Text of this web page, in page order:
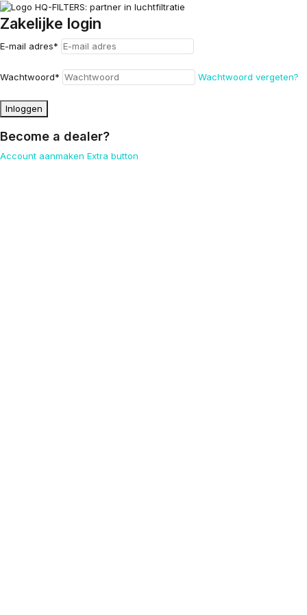
Zakelijke login
E-mail adres*
Wachtwoord* Wachtwoord vergeten?
Inloggen
Become a dealer?
Account aanmaken Extra button